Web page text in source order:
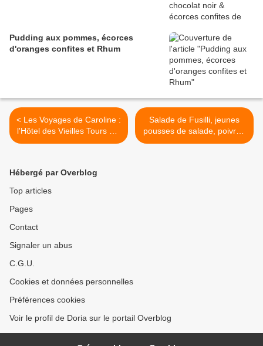
Pudding aux pommes, écorces
d'oranges confites et Rhum
< Les Voyages de Caroline :
l'Hôtel des Vieilles Tours sur
Rocamadour
Salade de Fusilli, jeunes
pousses de salade, poivron
et saucisse >
Hébergé par Overblog
Top articles
Pages
Contact
Signaler un abus
C.G.U.
Cookies et données personnelles
Préférences cookies
Voir le profil de Doria sur le portail Overblog